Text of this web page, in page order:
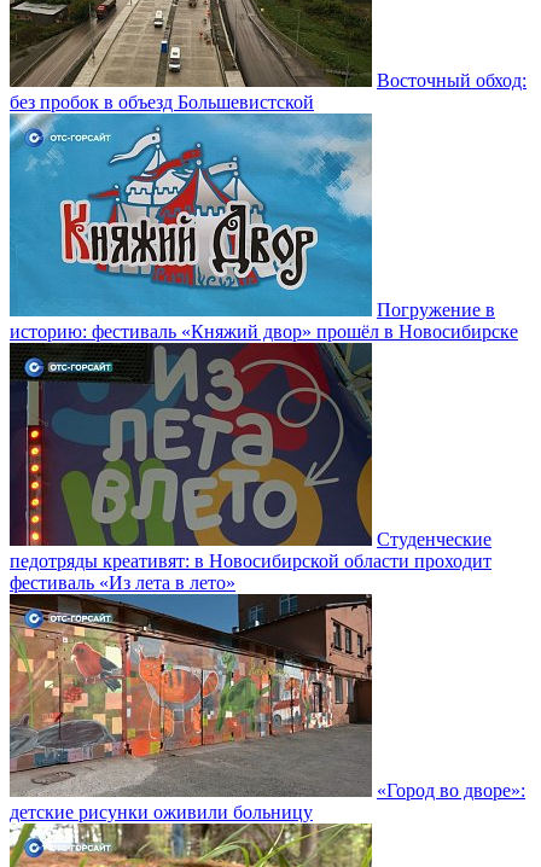
Восточный обход:
без пробок в объезд Большевистской
Погружение в
историю: фестиваль «Княжий двор» прошёл в Новосибирске
Студенческие
педотряды креативят: в Новосибирской области проходит
фестиваль «Из лета в лето»
«Город во дворе»:
детские рисунки оживили больницу